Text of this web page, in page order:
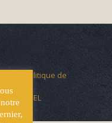
- Politique de
GICQUEL